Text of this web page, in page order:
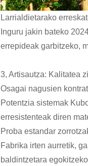
Larrialdietarako
Inguru jakin bateko
errepideak garbitzeko,
3, Artisautza: Kalitatea
Osagai nagusien
Potentzia sistemak
erresistenteak diren
Proba estandar
Fabrika irten aurretik,
baldintzetara